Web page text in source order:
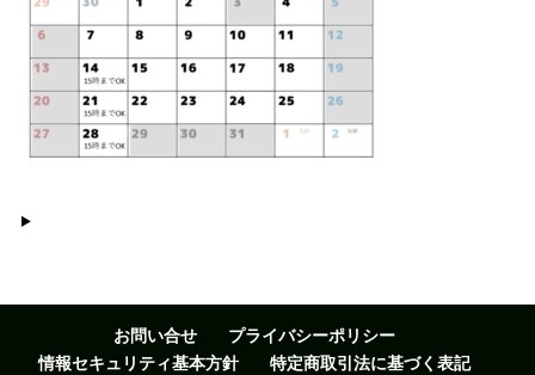
お問い合せ
プライバシーポリシー
情報セキュリティ基本方針
特定商取引法に基づく表記